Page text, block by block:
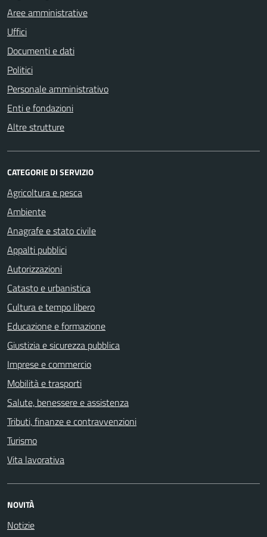
Aree amministrative
Uffici
Documenti e dati
Politici
Personale amministrativo
Enti e fondazioni
Altre strutture
CATEGORIE DI SERVIZIO
Agricoltura e pesca
Ambiente
Anagrafe e stato civile
Appalti pubblici
Autorizzazioni
Catasto e urbanistica
Cultura e tempo libero
Educazione e formazione
Giustizia e sicurezza pubblica
Imprese e commercio
Mobilità e trasporti
Salute, benessere e assistenza
Tributi, finanze e contravvenzioni
Turismo
Vita lavorativa
NOVITÀ
Notizie